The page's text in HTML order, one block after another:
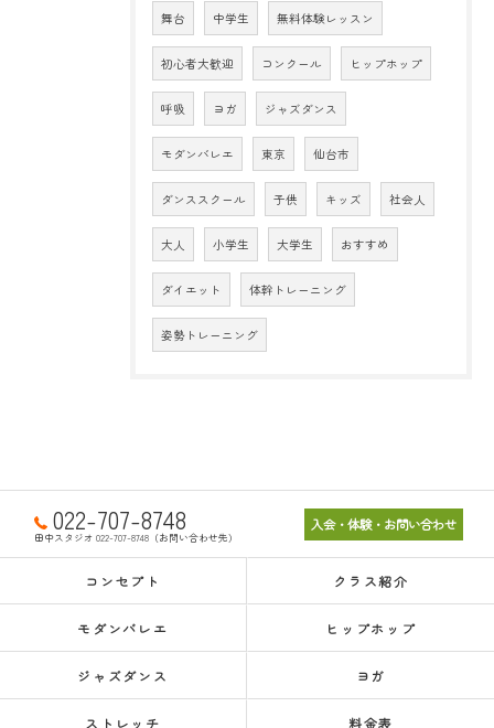
舞台 中学生 無料体験レッスン
初心者大歓迎 コンクール ヒップホップ
呼吸 ヨガ ジャズダンス
モダンバレエ 東京 仙台市
ダンススクール 子供 キッズ 社会人
大人 小学生 大学生 おすすめ
ダイエット 体幹トレーニング
姿勢トレーニング
022-707-8748
田中スタジオ 022-707-8748（お問い合わせ先）
入会・体験・お問い合わせ
コンセプト クラス紹介
モダンバレエ ヒップホップ
ジャズダンス ヨガ
ストレッチ 料金表